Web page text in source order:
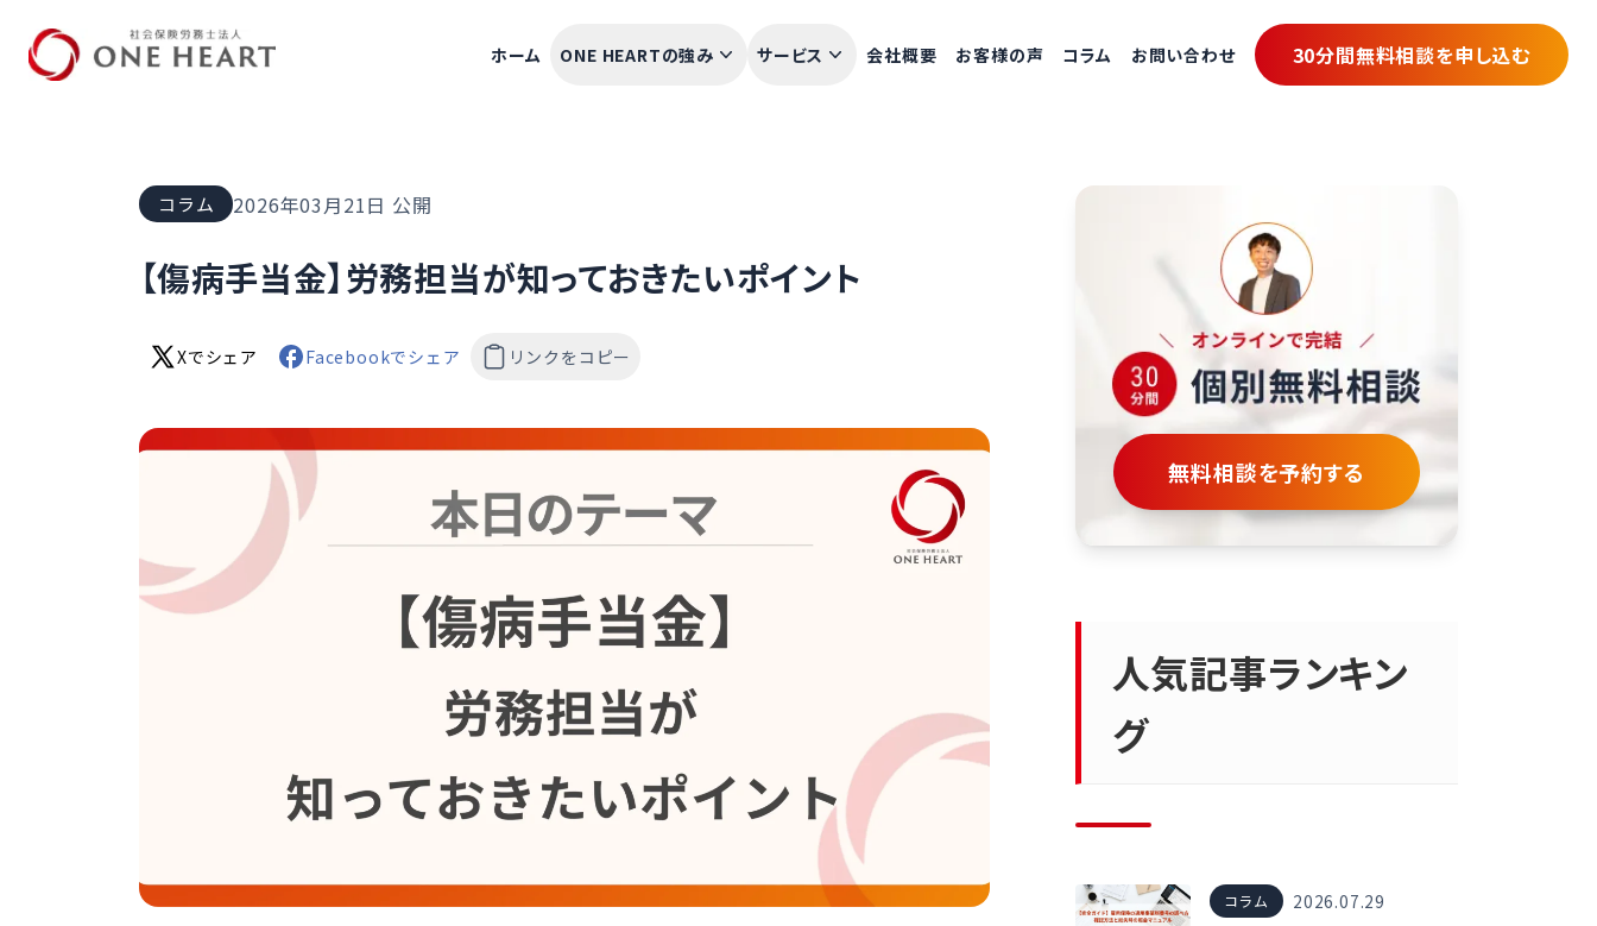
ホーム ONE HEARTの強み サービス 会社概要 お客様の声 コラム お問い合わせ 30分間無料相談を申し込む
コラム 2026年03月21日 公開
【傷病手当金】労務担当が知っておきたいポイント
Xでシェア Facebookでシェア リンクをコピー
無料相談を予約する
人気記事ランキン
グ
コラム 2026.07.29